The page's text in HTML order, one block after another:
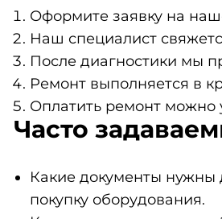
Оформите заявку на
Наш специалист
После диагностики мы
Ремонт выполняется в
Оплатить ремонт можно
Часто
Какие документы нужны
покупку оборудования.